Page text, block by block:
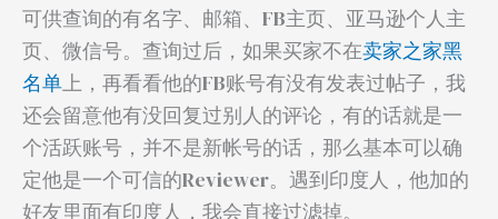
可供查询的有名字、邮箱、FB主页、亚马逊个人主
页、微信号。查询过后，如果买家不在卖家之家黑
名单上，再看看他的FB账号有没有发表过帖子，我
还会留意他有没回复过别人的评论，有的话就是一
个活跃账号，并不是新帐号的话，那么基本可以确
定他是一个可信的Reviewer。遇到印度人，他加的
好友里面有印度人，我会直接过滤掉。